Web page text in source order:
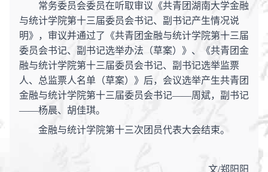
常务委员会委员在听取审议《共青团湖南大学金融
与统计学院第十三届委员会书记、副书记产生情况说
明》，审议并通过了《共青团金融与统计学院第十三届
委员会书记、副书记选举办法（草案）》、《共青团金
融与统计学院第十三届委员会书记、副书记选举监票
人、总监票人名单（草案）》后，会议选举产生共青团
金融与统计学院第十三届委员会书记——周斌，副书记
——杨晨、胡佳琪。
金融与统计学院第十三次团员代表大会结束。
文/郑阳阳